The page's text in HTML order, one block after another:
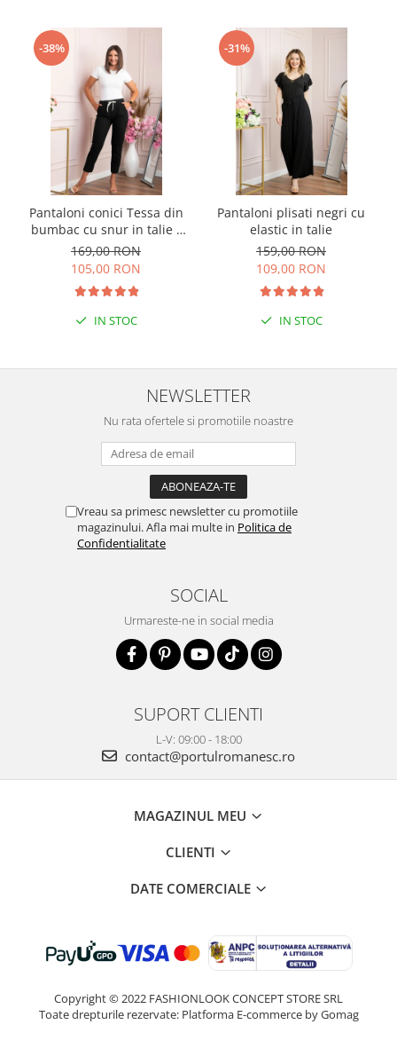
-38%
Pantaloni conici Tessa din
bumbac cu snur in talie -
Negru
169,00 RON
105,00 RON
IN STOC
-31%
Pantaloni plisati negri cu
elastic in talie
159,00 RON
109,00 RON
IN STOC
NEWSLETTER
Nu rata ofertele si promotiile noastre
Vreau sa primesc newsletter cu promotiile
magazinului. Afla mai multe in Politica de
Confidentialitate
SOCIAL
Urmareste-ne in social media
SUPORT CLIENTI
L-V: 09:00 - 18:00
contact@portulromanesc.ro
MAGAZINUL MEU
CLIENTI
DATE COMERCIALE
Copyright © 2022 FASHIONLOOK CONCEPT STORE SRL
Toate drepturile rezervate: Platforma E-commerce by Gomag